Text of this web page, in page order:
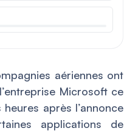
aériennes ont
Microsoft ce
après l’annonce
applications de